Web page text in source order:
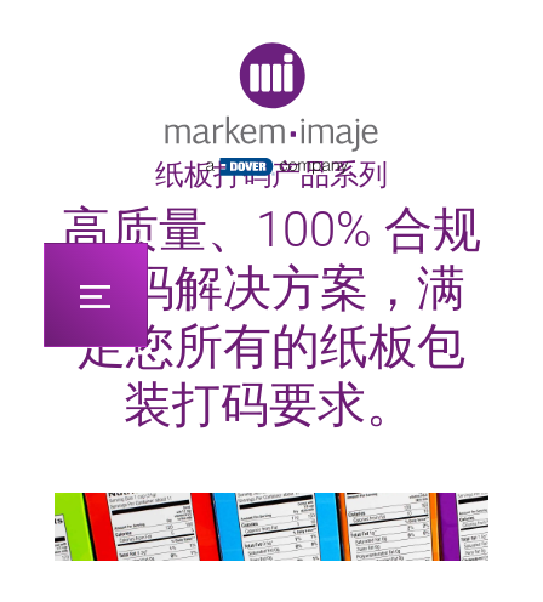
纸板打码产品系列
高质量、100% 合规
打码解决方案，满
足您所有的纸板包
装打码要求。